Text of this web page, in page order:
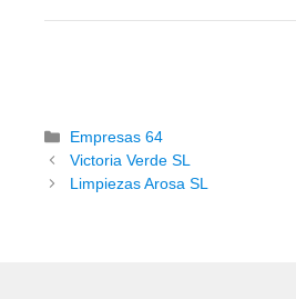
Categorías
Empresas 64
Victoria Verde SL
Limpiezas Arosa SL